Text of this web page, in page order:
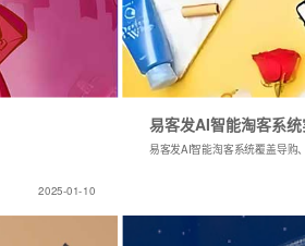
2025-01-10
易客发AI智能淘客系
易客发AI智能淘客系统覆盖导购